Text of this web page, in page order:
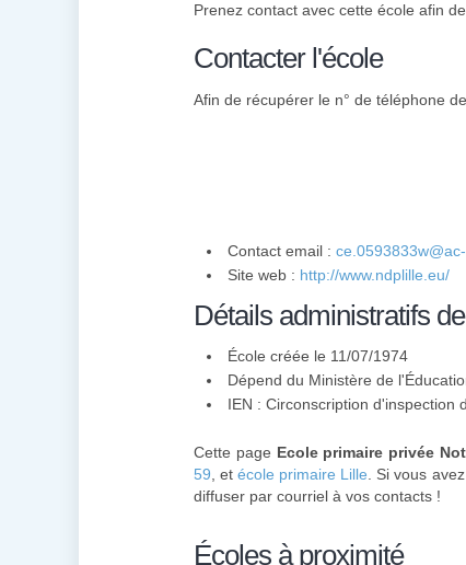
Prenez contact avec cette école afin
Contacter l'école
Afin de récupérer le n° de téléphone
Contact email :
Site web : http://www.ndplille.eu/
Détails administratifs
École créée le 11/07/1974
Dépend du Ministère de
IEN : Circonscription d'inspection
Cette page Ecole primaire privée
59 , etécole primaire Lille . Si vous
diffuser par courriel à vos contacts !
Écoles à proximité